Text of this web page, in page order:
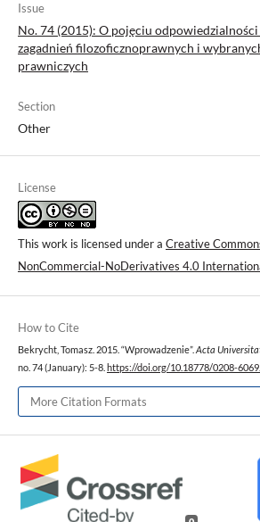
Issue
No. 74 (2015): O pojęciu
zagadnień filozoficznoprawnych i
prawniczych
Section
Other
License
This work is licensed under a Creative
NonCommercial-NoDerivatives 4.0
How to Cite
Bekrycht, Tomasz. 2015. “Wprowadzenie”. Acta
no. 74 (January): 5-8. https://doi.org/10.18778/0208-
More Citation Formats